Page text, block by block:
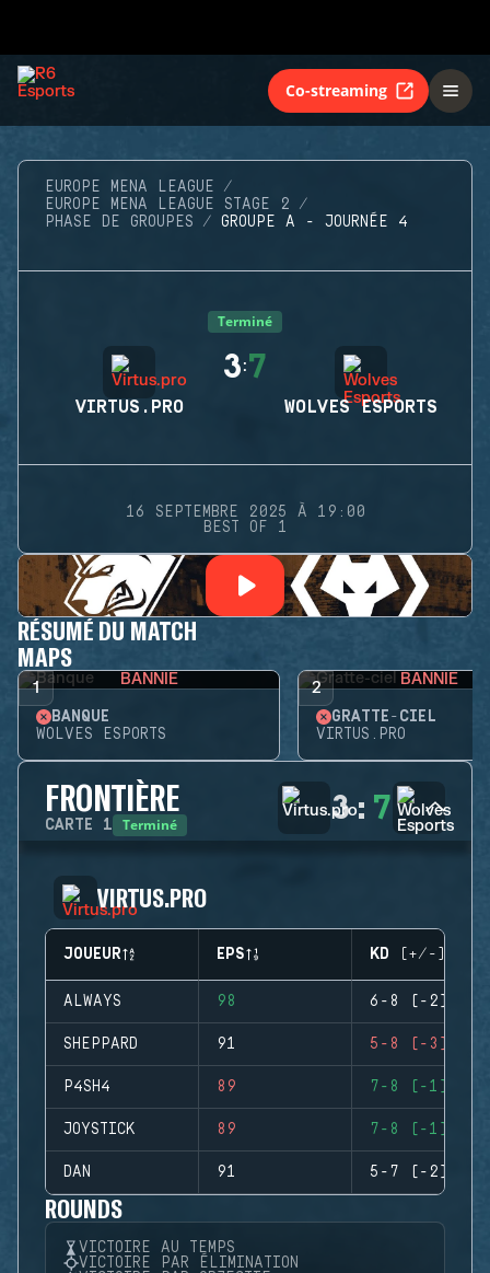
Co-streaming
EUROPE MENA LEAGUE
EUROPE MENA LEAGUE STAGE 2
PHASE DE GROUPES
GROUPE A - JOURNÉE 4
Terminé
VIRTUS.PRO
3:7
WOLVES ESPORTS
16 SEPTEMBRE 2025 À 19:00
BEST OF 1
RÉSUMÉ DU MATCH
MAPS
1 BANNIE
BANQUE
WOLVES ESPORTS
2 BANNIE
GRATTE-CIEL
VIRTUS.PRO
FRONTIÈRE
CARTE 1 Terminé 3: 7
VIRTUS.PRO
JOUEUR EPS KD (+/-)
ALWAYS 98 6-8 (-2)
SHEPPARD 91 5-8 (-3)
P4SH4 89 7-8 (-1)
JOYSTICK 89 7-8 (-1)
DAN 91 5-7 (-2)
ROUNDS
VICTOIRE AU TEMPS
VICTOIRE PAR ÉLIMINATION